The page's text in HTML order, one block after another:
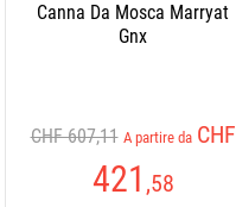
Canna Da Mosca Marryat
Gnx
CHF 607,11 A partire da CHF
421 ,58